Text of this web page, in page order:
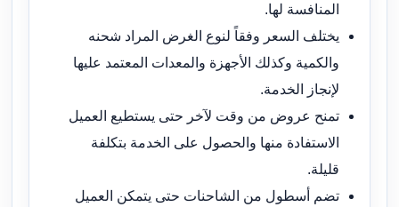
المنافسة لها.
يختلف السعر وفقاً لنوع الغرض المراد شحنه
والكمية وكذلك الأجهزة والمعدات المعتمد عليها
لإنجاز الخدمة.
تمنح عروض من وقت لآخر حتى يستطيع العميل
الاستفادة منها والحصول على الخدمة بتكلفة
قليلة.
تضم أسطول من الشاحنات حتى يتمكن العميل